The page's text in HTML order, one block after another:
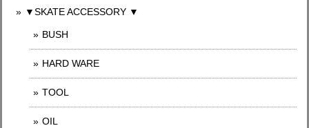
▼SKATE ACCESSORY ▼
BUSH
HARD WARE
TOOL
OIL